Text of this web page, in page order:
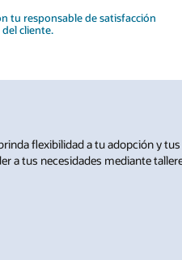
tu responsable de satisfacción
del cliente.
flexibilidad a tu adopción y
a tus necesidades mediante